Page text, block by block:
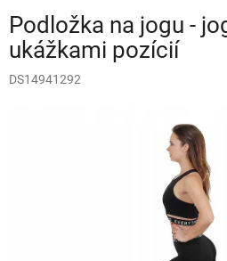
Podložka na jogu -
ukážkami pozícií
DS14941292